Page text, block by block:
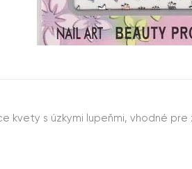
kvety s úzkymi lupeňmi, vhodné